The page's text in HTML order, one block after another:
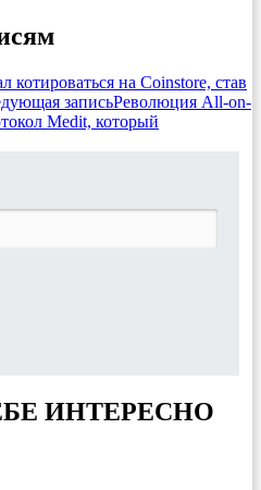
котироваться на Coinstore, став
записьРеволюция All-on-
Medit, который
ИНТЕРЕСНО